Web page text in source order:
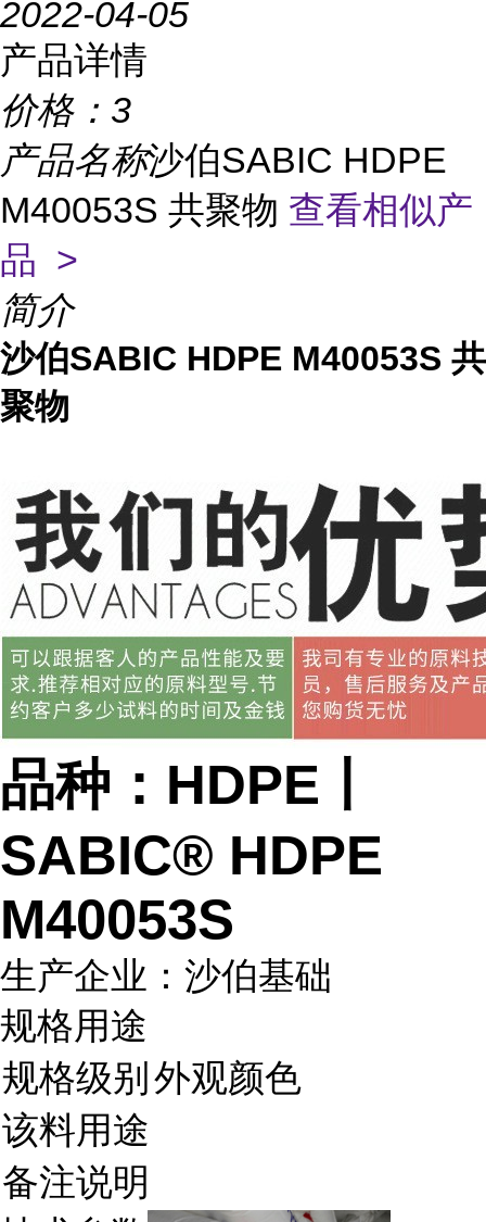
2022-04-05
产品详情
价格： 3
产品名称沙伯SABIC HDPE
M40053S 共聚物 查看相似产
品 >
简介
沙伯SABIC HDPE M40053S 共
聚物
品种：HDPE丨
SABIC® HDPE
M40053S
生产企业：沙伯基础
规格用途
规格级别 外观颜色
该料用途
备注说明